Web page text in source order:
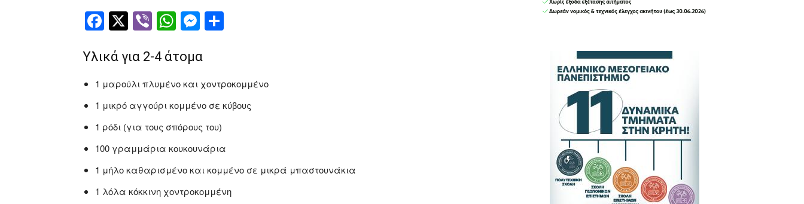
Facebook
Twitter
ViberWhatsApp
Messenger
Υλικά για 2-4 άτομα
1 μαρούλι πλυμένο και χοντροκομμένο
1 μικρό αγγούρι κομμένο σε κύβους
1 ρόδι (για τους σπόρους του)
100 γραμμάρια κουκουνάρια
1 μήλο καθαρισμένο και κομμένο σε μικρά μπαστουνάκια
1 λόλα κόκκινη χοντροκομμένη